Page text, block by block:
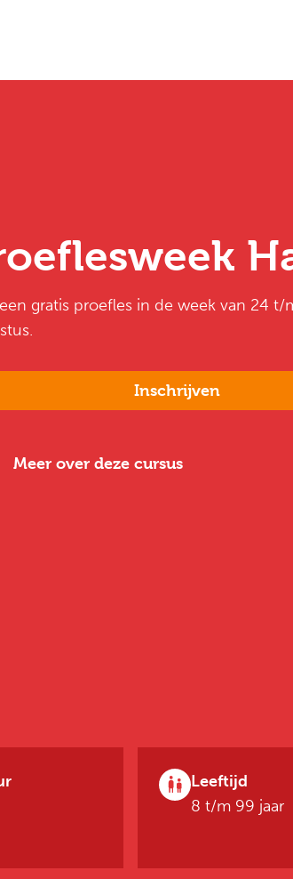
gratis proefles in de week van 24 t/
Inschrijven
Meer over deze cursus
Leeftijd
8 t/m 99 jaar